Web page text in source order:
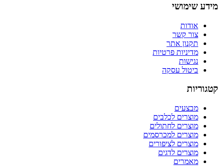
מידע שימושי
אודות
צור קשר
תקנון אתר
מדיניות פרטיות
נגישות
ביטול עסקה
קטגוריות
מבצעים
מוצרים לכלבים
מוצרים לחתולים
מוצרים למכרסמים
מוצרים לציפורים
מוצרים לדגים
מאמרים